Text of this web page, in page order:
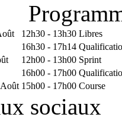
12h30 - 13h30 Libres
16h30 - 17h14
12h00 - 13h00 Sprint
16h00 - 17h00
15h00 - 17h00 Course
sociaux